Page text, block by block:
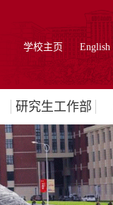
学校主页 English
研究生工作部